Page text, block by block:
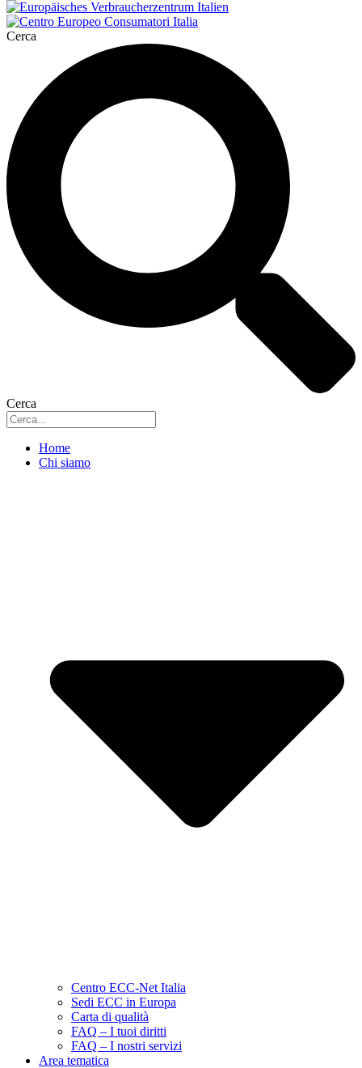
Cerca
Cerca
Home
Chi siamo
Centro ECC-Net Italia
Sedi ECC in Europa
Carta di qualità
FAQ – I tuoi diritti
FAQ – I nostri servizi
Area tematica